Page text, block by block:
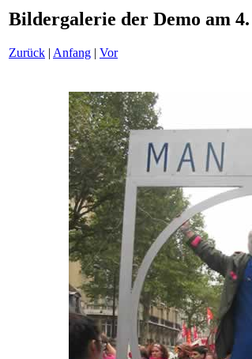
Bildergalerie der Demo am
Zurück | Anfang | Vor